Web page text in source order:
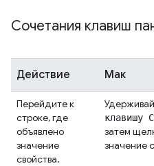
Сочетания клавиш
Действие Мак
Перейдите к
строке, где
объявлено
значение
свойства.
клавишу
затем
значение